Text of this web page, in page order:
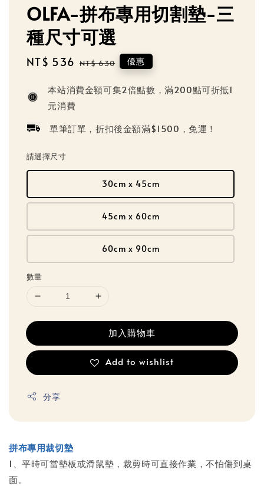
OLFA-拼布專用切割墊-三
種尺寸可選
Sale
NT$ 536 Regular
NT$ 630 優惠
本站消費金額可集2倍點數，滿200點可折抵1
元消費
單筆訂單，折扣後金額滿$1500，免運！
請選擇尺寸
30cm x 45cm
45cm x 60cm
60cm x 90cm
數量
加入購物車
Add to wishlist
分享
拼布專用裁切墊
1、平時可當墊板或滑鼠墊，裁剪時可直接作業，不怕傷到桌
面。